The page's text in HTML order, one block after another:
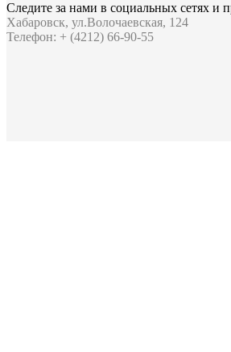
Следите за нами в социальных сетях и
Хабаровск, ул.Волочаевская, 124
Телефон: + (4212) 66-90-55